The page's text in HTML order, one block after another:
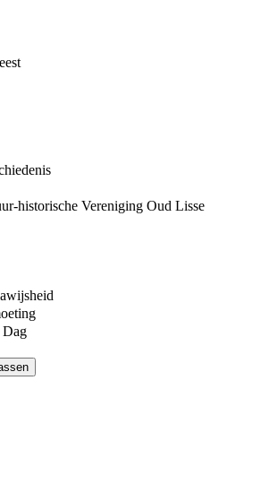
historische Vereniging Oud Lisse
Dag